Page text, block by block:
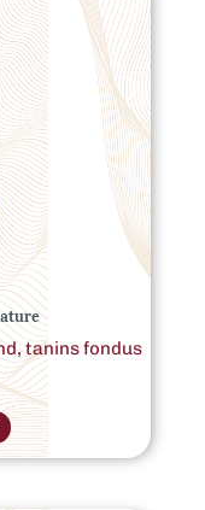
tanins fondus